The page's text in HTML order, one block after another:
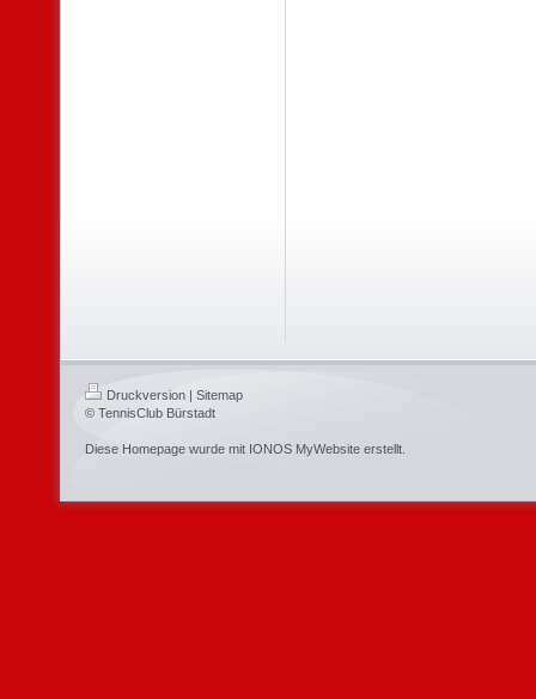
Druckversion | Sitemap
© TennisClub Bürstadt
Diese Homepage wurde mit IONOS MyWebsite erstellt.